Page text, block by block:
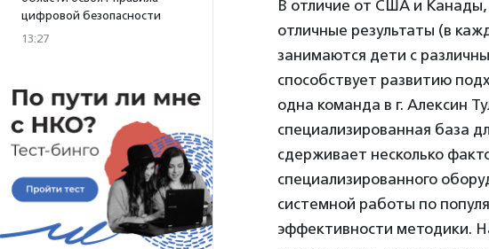
цифровой безопасности
13:27
В отличие от США и Канады,
отличные результаты (в
занимаются дети с
способствует развитию
одна команда в г. Алексин
специализированная база
сдерживает несколько
специализированного
системной работы по
эффективности методики.